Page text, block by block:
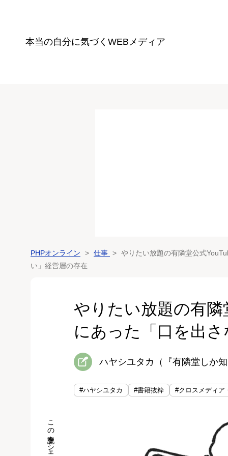
本当の自分に気づく WEBメディア
PHPオンライン 仕事
やりたい放題の有隣堂公式
い」経営層の存在
やりたい放題の有
にあった「口を出
ハヤシユタカ（『有隣堂しか
#ハヤシユタカ #書籍抜粋 #クロスメディア
この記事をシェア